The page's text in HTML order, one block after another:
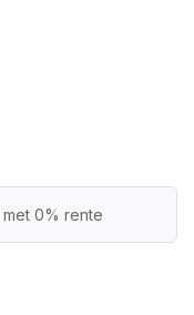
met 0% rente